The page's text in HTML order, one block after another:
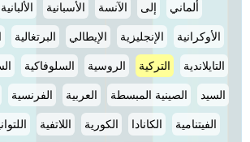
ألماني إلى الآنسة الأسبانية الألبانية
الأوكرانية الإنجليزية الإيطالي البرتغالية
التايلاندية التركية الروسية السلوفاكية
السيد الصينية المبسطة العربية الفرنسية
الفيتنامية الكانادا الكورية اللاتفية